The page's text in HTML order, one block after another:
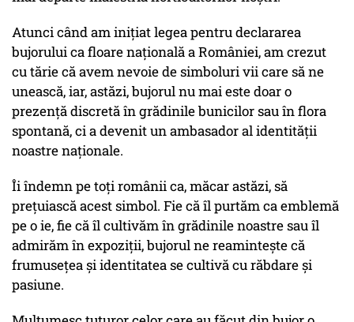
Atunci când am inițiat legea pentru declararea
bujorului ca floare națională a României, am crezut
cu tărie că avem nevoie de simboluri vii care să ne
unească, iar, astăzi, bujorul nu mai este doar o
prezență discretă în grădinile bunicilor sau în flora
spontană, ci a devenit un ambasador al identității
noastre naționale.
Îi îndemn pe toți românii ca, măcar astăzi, să
prețuiască acest simbol. Fie că îl purtăm ca emblemă
pe o ie, fie că îl cultivăm în grădinile noastre sau îl
admirăm în expoziții, bujorul ne reamintește că
frumusețea și identitatea se cultivă cu răbdare și
pasiune.